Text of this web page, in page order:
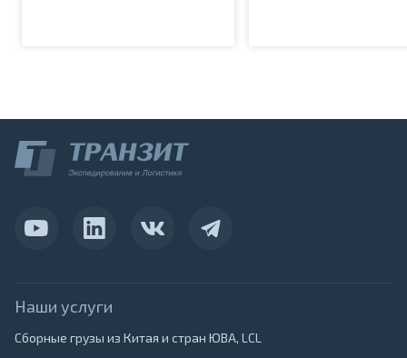
Наши услуги
Сборные грузы из Китая и стран ЮВА, LCL